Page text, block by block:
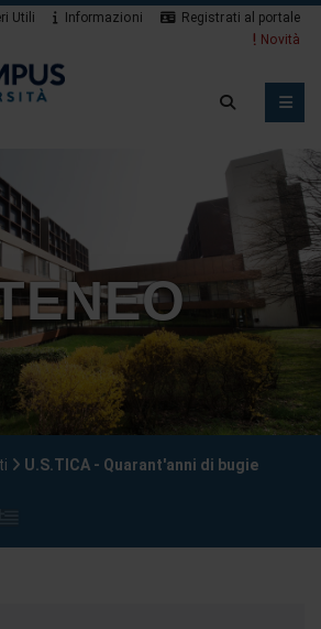
Utili Informazioni
Registrati al portale
Novità
U.S.TICA - Quarant'anni di bugie